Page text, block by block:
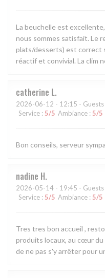
La beuchelle est
nous sommes satisfait. Le
plats/desserts) est correct
réactif et convivial. La clim
catherine L
2026-06-12 - 12:15 -
Service : 5/5 Ambiance : 5/5
Bon conseils, serveur sympa
nadine H
2026-05-14 - 19:45 - Guests
Service : 5/5 Ambiance : 5/5
Tres tres bon accueil ,
produits locaux, au cœur du
de ne pas s'y arrêter pour